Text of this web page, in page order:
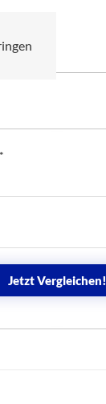
*
Jetzt Vergleichen!